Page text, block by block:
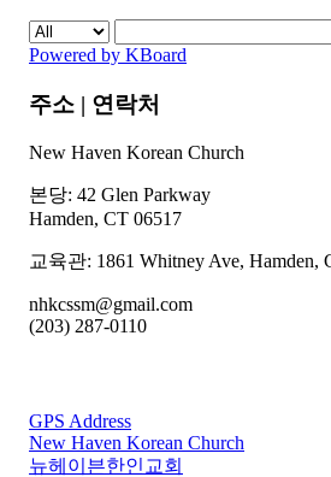
Powered by KBoard
주소 | 연락처
New Haven Korean Church
본당: 42 Glen Parkway
Hamden, CT 06517
교육관: 1861 Whitney Ave, Hamden,
nhkcssm@gmail.com
(203) 287-0110
GPS Address
New Haven Korean Church
뉴헤이븐한인교회